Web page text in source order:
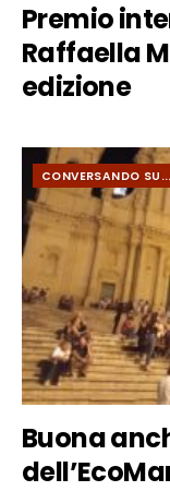
Premio
Raffaella
edizione
CONVERSANDO SU...
Buona